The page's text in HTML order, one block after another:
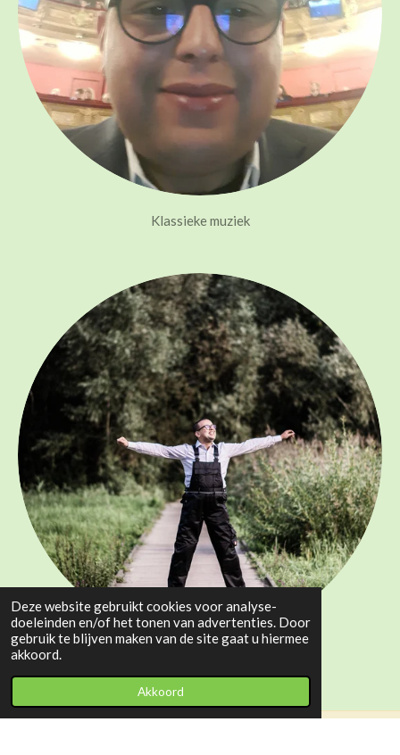
Deze website gebruikt cookies voor analyse-
doeleinden en/of het tonen van advertenties. Door
gebruik te blijven maken van de site gaat u hiermee
akkoord.
Akkoord
Klassieke muziek